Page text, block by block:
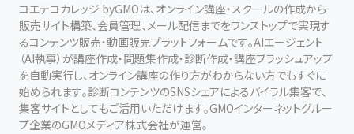
コエテコカレッジ byGMOは、オンライン講座・スクールの作成から
販売サイト構築、会員管理、メール配信までをワンストップで実現す
るコンテンツ販売・動画販売プラットフォームです。AIエージェント
（AI執事）が講座作成・問題集作成・診断作成・講座ブラッシュアップ
を自動実行し、オンライン講座の作り方がわからない方でもすぐに
始められます。診断コンテンツのSNSシェアによるバイラル集客で、
集客サイトとしてもご活用いただけます。GMOインターネットグルー
プ企業のGMOメディア株式会社が運営。